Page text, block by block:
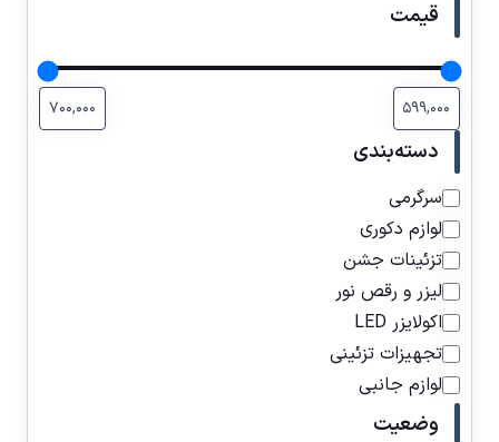
قیمت
دسته‌بندی
سرگرمی
لوازم دکوری
تزئینات جشن
لیزر و رقص نور
اکولایزر LED
تجهیزات تزئینی
لوازم جانبی
وضعیت